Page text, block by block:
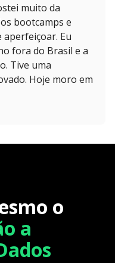
muito da
bootcamps e
Eu
fora do Brasil e a
Tive uma
Hoje moro em
o
a